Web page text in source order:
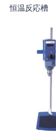
恒温反応槽